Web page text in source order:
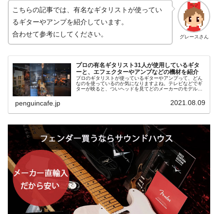
グレースさん
こちらの記事では、有名なギタリストが使ってい
るギターやアンプを紹介しています。
合わせて参考にしてください。
プロの有名ギタリスト31人が使用しているギタ
ーと、エフェクターやアンプなどの機材を紹介
プロのギタリストが使っているギターやアンプって、どん
なのを使っているのか気になりますよね。テレビなどでギ
ターが映ると、ついヘッドを見てどのメーカーのモデルか
penguincafe.jp 2021.08.09